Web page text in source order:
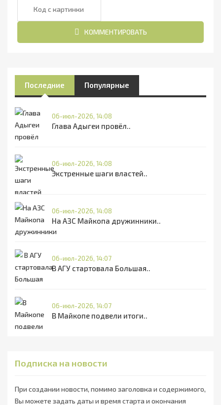
КОММЕНТИРОВАТЬ
Последние Популярные
06-июл-2026, 14:08
Глава Адыгеи провёл..
06-июл-2026, 14:08
Экстренные шаги властей..
06-июл-2026, 14:08
На АЗС Майкопа дружинники..
06-июл-2026, 14:07
В АГУ стартовала Большая..
06-июл-2026, 14:07
В Майкопе подвели итоги..
Подписка на новости
При создании новости, помимо заголовка и содержимого,
Вы можете задать даты и время старта и окончания